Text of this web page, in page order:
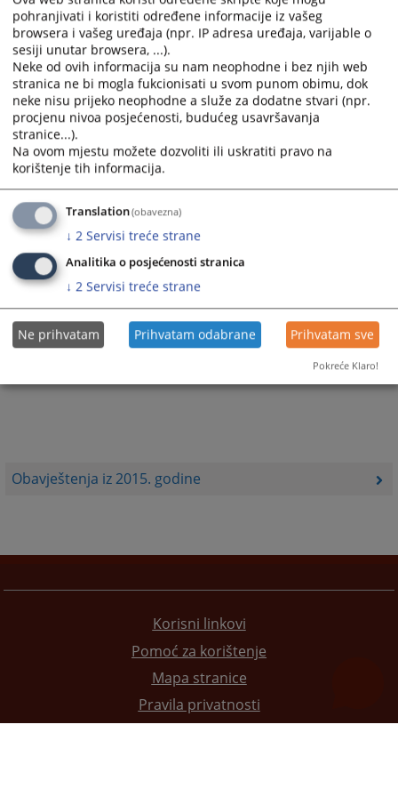
Obavještenja iz 2015. godine
calendar
and
select
a
date.
Press
the
question
mark
key
get
the
keyboard
shortcuts
for
changing
dates.
calendar
and
select
a
date.
Press
question
mark
key
to
get
keyboard
shortcuts
for
changing
dates.
Trenutno nema vijesti
Korisni linkovi
Pomoć za korištenje
Mapa stranice
Pravila privatnosti
pohranjivati i koristiti određene informacije iz vašeg
browsera i vašeg uređaja (npr. IP adresa uređaja, varijable o
sesiji unutar browsera, ...).
Neke od ovih informacija su nam neophodne i bez njih web
stranica ne bi mogla fukcionisati u svom punom obimu, dok
neke nisu prijeko neophodne a služe za dodatne stvari (npr.
procjenu nivoa posjećenosti, budućeg usavršavanja
stranice...).
Na ovom mjestu možete dozvoliti ili uskratiti pravo na
korištenje tih informacija.
Translation(obavezna)
↓ 2 Servisi treće strane
Analitika o posjećenosti stranica
↓ 2 Servisi treće strane
Ne prihvatam Prihvatam odabrane Prihvatam sve
Pokreće Klaro!